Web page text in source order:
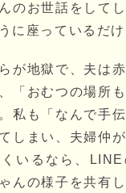
のお世話をして
に座っているだけ
が地獄で、夫は
「おむつの場所も
私も「なんで手
しまい、夫婦仲
いるなら、
んの様子を共有